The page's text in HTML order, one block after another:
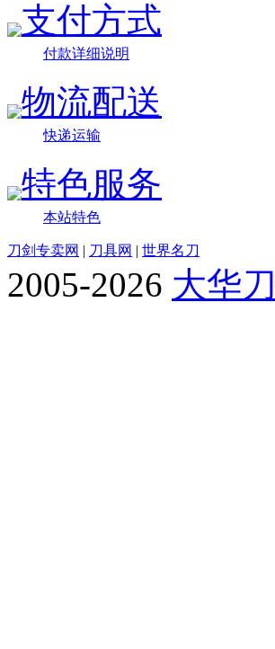
支付方式
付款详细说明
物流配送
快递运输
特色服务
本站特色
刀剑专卖网 | 刀具网 | 世界名刀
2005-2026 大华